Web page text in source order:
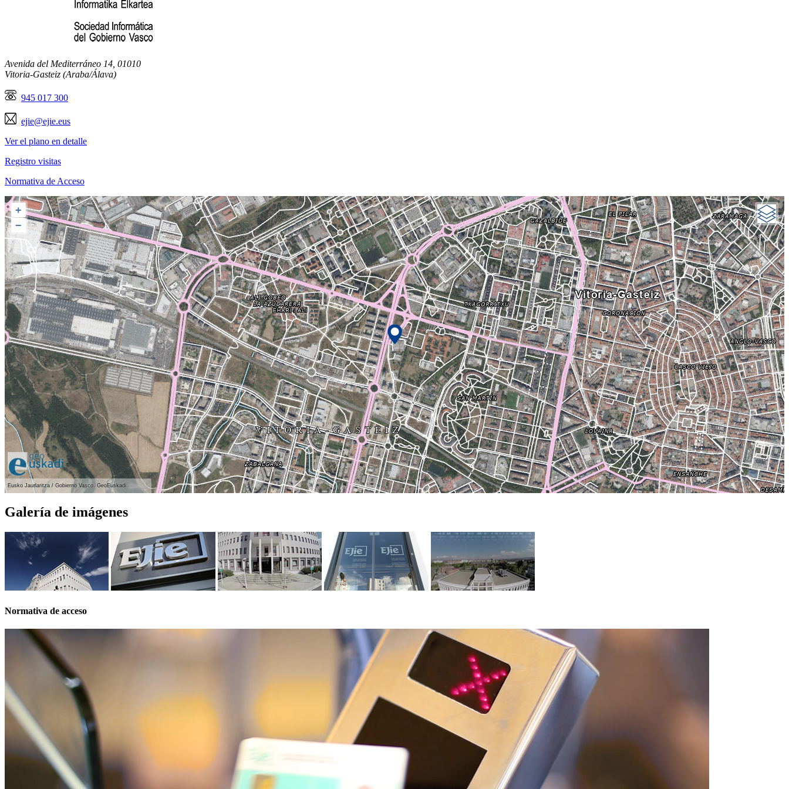
Avenida del Mediterráneo 14, 01010
Vitoria-Gasteiz (Araba/Álava)
945 017 300
ejie@ejie.eus
Ver el plano en detalle
Registro visitas
Normativa de Acceso
+
−
Eusko Jaurlaritza / Gobierno Vasco. GeoEuskadi Otros...
Galería de imágenes
Normativa de acceso